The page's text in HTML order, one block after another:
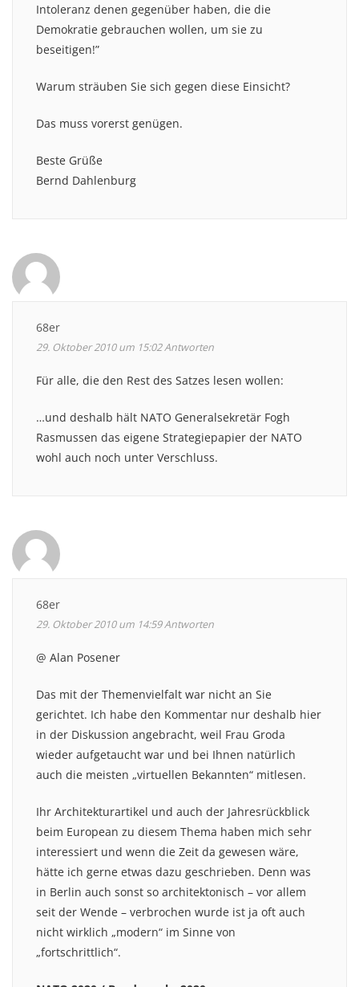
Intoleranz denen gegenüber haben, die die
Demokratie gebrauchen wollen, um sie zu
beseitigen!”
Warum sträuben Sie sich gegen diese Einsicht?
Das muss vorerst genügen.
Beste Grüße
Bernd Dahlenburg
68er
29. Oktober 2010 um 15:02Antworten
Für alle, die den Rest des Satzes lesen wollen:
…und deshalb hält NATO Generalsekretär Fogh
Rasmussen das eigene Strategiepapier der NATO
wohl auch noch unter Verschluss.
68er
29. Oktober 2010 um 14:59Antworten
@ Alan Posener
Das mit der Themenvielfalt war nicht an Sie
gerichtet. Ich habe den Kommentar nur deshalb hier
in der Diskussion angebracht, weil Frau Groda
wieder aufgetaucht war und bei Ihnen natürlich
auch die meisten „virtuellen Bekannten“ mitlesen.
Ihr Architekturartikel und auch der Jahresrückblick
beim European zu diesem Thema haben mich sehr
interessiert und wenn die Zeit da gewesen wäre,
hätte ich gerne etwas dazu geschrieben. Denn was
in Berlin auch sonst so architektonisch – vor allem
seit der Wende – verbrochen wurde ist ja oft auch
nicht wirklich „modern“ im Sinne von
„fortschrittlich“.